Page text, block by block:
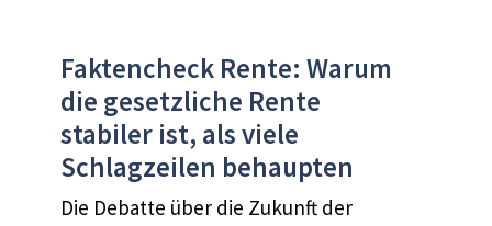
Faktencheck Rente: Warum
die gesetzliche Rente
stabiler ist, als viele
Schlagzeilen behaupten
Die Debatte über die Zukunft der